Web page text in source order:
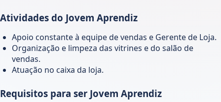
Atividades do Jovem Aprendiz
Apoio constante à equipe de vendas e Gerente de Loja.
Organização e limpeza das vitrines e do salão de
vendas.
Atuação no caixa da loja.
Requisitos para ser Jovem Aprendiz